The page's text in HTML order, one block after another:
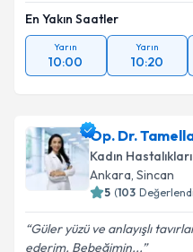
En Yakın Saatler
Yarın
10:00
Yarın
10:20
Op. Dr.
Kadın
Ankara, Sincan
5 (103
Güler yüzü ve anlayışlı
ederim. Bebeğimin...